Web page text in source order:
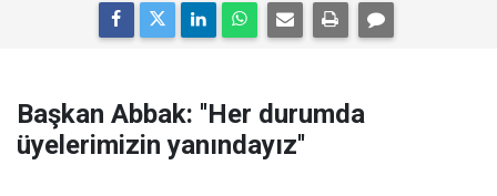
Başkan Abbak: ''Her durumda
üyelerimizin yanındayız''